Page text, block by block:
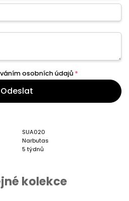
osobních údajů *
Odeslat
SUA020
Narbutas
5 týdnů
kolekce